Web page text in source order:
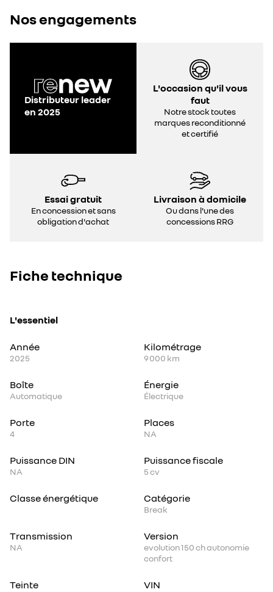
Nos engagements
Distributeur leader
en 2025
L'occasion qu'il vous
faut
Notre stock toutes
marques reconditionné
et certifié
Essai gratuit
En concession et sans
obligation d'achat
Livraison à domicile
Ou dans l'une des
concessions RRG
Fiche technique
L'essentiel
Année
2025
Kilométrage
9 000 km
Boîte
Automatique
Énergie
Électrique
Porte
4
Places
NA
Puissance DIN
NA
Puissance fiscale
5cv
Classe énergétique Catégorie
Break
Transmission
NA
Version
evolution 150 ch autonomie
confort
Teinte VIN